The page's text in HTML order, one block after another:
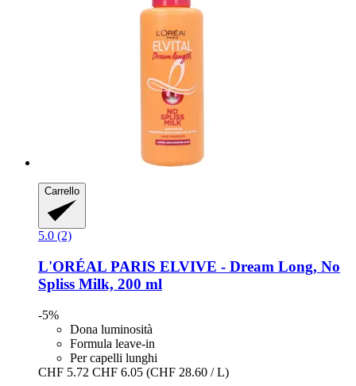
Carrello
5.0 (2)
L'ORÉAL PARIS ELVIVE -​ Dream Long, No
Spliss Milk, 200 ml
-5%
Dona luminosità
Formula leave-in
Per capelli lunghi
CHF 5.72 CHF 6.05 (CHF 28.60 / L)